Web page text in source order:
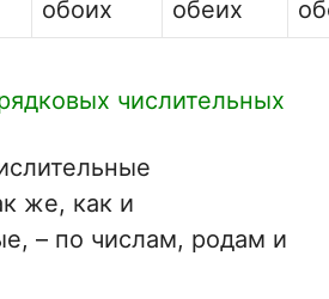
обоих
обеих
числительных
же, как и
– по числам, родам и